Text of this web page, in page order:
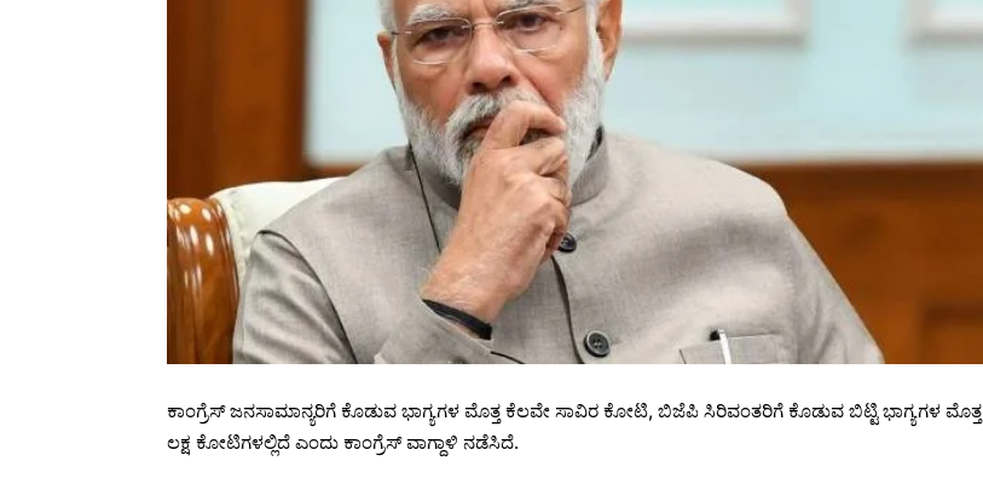
ಕಾಂಗ್ರೆಸ್ ಜನಸಾಮಾನ್ಯರಿಗೆ ಕೊಡುವ ಭಾಗ್ಯಗಳ ಮೊತ್ತ ಕೆಲವೇ ಸಾವಿರ ಕೋಟಿ, ಬಿಜೆಪಿ ಸಿರಿವಂತರಿಗೆ ಕೊಡುವ ಬಿಟ್ಟಿ ಭಾಗ್ಯಗಳ ಮೊತ್ತ
ಲಕ್ಷ ಕೋಟಿಗಳಲ್ಲಿದೆ ಎಂದು ಕಾಂಗ್ರೆಸ್‌ ವಾಗ್ದಾಳಿ ನಡೆಸಿದೆ.